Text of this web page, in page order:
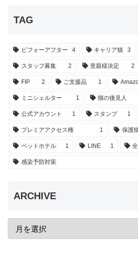
TAG
ビフォーアフター 4 キャリア猫 3
スタッフ募集 2 里親様決定 2
FIP 2 ご支援品 1
ミニシェルター 1 猫の後見人
公式アカウント 1 スタンプ 1
プレミアアクセス権 1 保護
ペットホテル 1 LINE 1
感染予防対策
ARCHIVE